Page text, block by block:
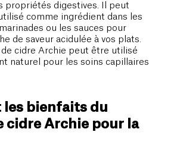
propriétés digestives. Il peut
comme ingrédient dans les
ou les sauces pour
de saveur acidulée à vos plats.
de cidre Archie peut être utilisé
naturel pour les soins capillaires
les bienfaits du
cidre Archie pour la